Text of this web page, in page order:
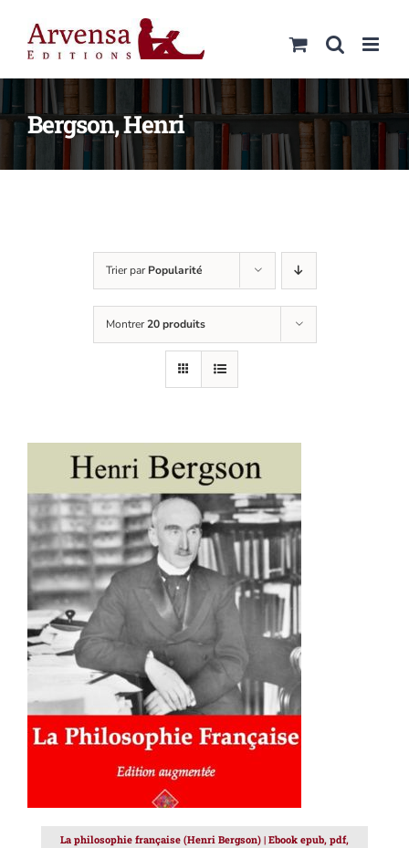
contenu
Bergson, Henri
Trier parPopularité
Montrer20 produits
AJOUTER AU PANIER DÉTAILS
La philosophie française (Henri Bergson) | Ebook epub, pdf,